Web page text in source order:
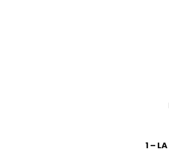
1 –